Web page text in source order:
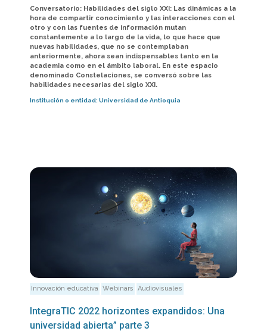
Conversatorio: Habilidades del siglo XXI: Las dinámicas a la
hora de compartir conocimiento y las interacciones con el
otro y con las fuentes de información mutan
constantemente a lo largo de la vida, lo que hace que
nuevas habilidades, que no se contemplaban
anteriormente, ahora sean indispensables tanto en la
academia como en el ámbito laboral. En este espacio
denominado Constelaciones, se conversó sobre las
habilidades necesarias del siglo XXI.
Institución o entidad: Universidad de Antioquia
Innovación educativa Webinars Audiovisuales
IntegraTIC 2022 horizontes expandidos: Una
universidad abierta” parte 3